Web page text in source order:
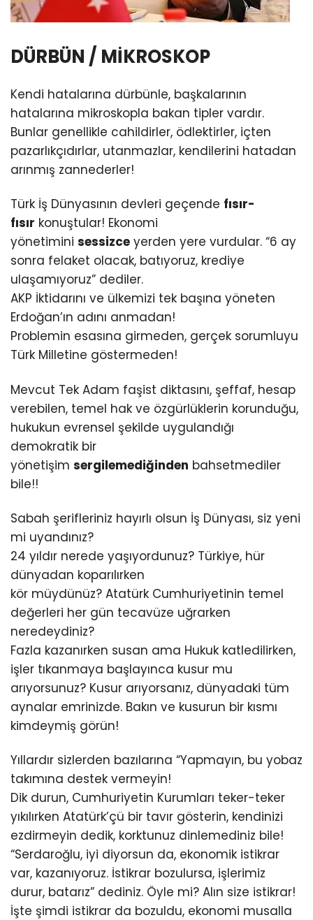
DÜRBÜN / MİKROSKOP
Kendi hatalarına dürbünle, başkalarının
hatalarına mikroskopla bakan tipler vardır.
Bunlar genellikle cahildirler, ödlektirler, içten
pazarlıkçıdırlar, utanmazlar, kendilerini hatadan
arınmış zannederler!
Türk İş Dünyasının devleri geçende fısır-
fısır konuştular! Ekonomi
yönetimini sessizce yerden yere vurdular. “6 ay
sonra felaket olacak, batıyoruz, krediye
ulaşamıyoruz” dediler.
AKP İktidarını ve ülkemizi tek başına yöneten
Erdoğan’ın adını anmadan!
Problemin esasına girmeden, gerçek sorumluyu
Türk Milletine göstermeden!
Mevcut Tek Adam faşist diktasını, şeffaf, hesap
verebilen, temel hak ve özgürlüklerin korunduğu,
hukukun evrensel şekilde uygulandığı
demokratik bir
yönetişim sergilemediğinden bahsetmediler
bile!!
Sabah şerifleriniz hayırlı olsun İş Dünyası, siz yeni
mi uyandınız?
24 yıldır nerede yaşıyordunuz? Türkiye, hür
dünyadan koparılırken
kör müydünüz? Atatürk Cumhuriyetinin temel
değerleri her gün tecavüze uğrarken
neredeydiniz?
Fazla kazanırken susan ama Hukuk katledilirken,
işler tıkanmaya başlayınca kusur mu
arıyorsunuz? Kusur arıyorsanız, dünyadaki tüm
aynalar emrinizde. Bakın ve kusurun bir kısmı
kimdeymiş görün!
Yıllardır sizlerden bazılarına “Yapmayın, bu yobaz
takımına destek vermeyin!
Dik durun, Cumhuriyetin Kurumları teker-teker
yıkılırken Atatürk’çü bir tavır gösterin, kendinizi
ezdirmeyin dedik, korktunuz dinlemediniz bile!
“Serdaroğlu, iyi diyorsun da, ekonomik istikrar
var, kazanıyoruz. İstikrar bozulursa, işlerimiz
durur, batarız” dediniz. Öyle mi? Alın size istikrar!
İşte şimdi istikrar da bozuldu, ekonomi musalla